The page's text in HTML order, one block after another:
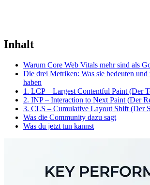
Inhalt
Warum Core Web Vitals mehr sind als
Die drei Metriken: Was sie bedeuten
haben
1. LCP – Largest Contentful Paint (Der
2. INP – Interaction to Next Paint (Der
3. CLS – Cumulative Layout Shift (Der
Was die Community dazu sagt
Was du jetzt tun kannst